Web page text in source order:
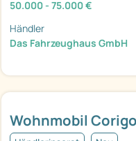
Wohnmobil
50.000 - 75.000 €
Händler
Das Fahrzeughaus GmbH